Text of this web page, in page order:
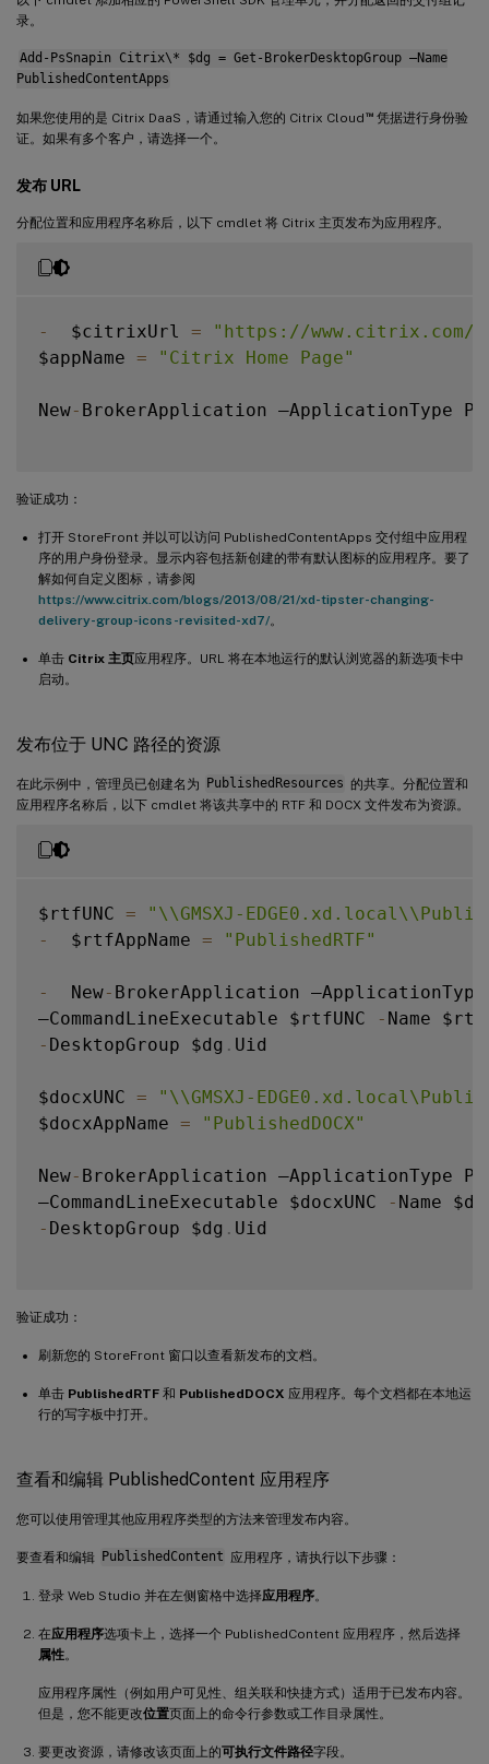
录。
Add-PsSnapin Citrix\* $dg = Get-BrokerDesktopGroup –Name
PublishedContentApps
如果您使用的是 Citrix DaaS，请通过输入您的 Citrix Cloud ™凭据进行身份验
证。如果有多个客户，请选择一个。
发布 URL
分配位置和应用程序名称后，以下 cmdlet 将 Citrix 主页发布为应用程序。
-
  $citrixUrl
=
"https://www.citrix.com/"
$appName = "Citrix Home Page"
New- BrokerApplication –ApplicationType
验证成功：
打开 StoreFront 并以可以访问 PublishedContentApps 交付组中应用程
序的用户身份登录。显示内容包括新创建的带有默认图标的应用程序。要了
解如何自定义图标，请参阅
https://www.citrix.com/blogs/2013/08/21/xd-tipster-changing-
delivery-group-icons-revisited-xd7/。
单击 Citrix 主页应用程序。URL 将在本地运行的默认浏览器的新选项卡中
启动。
发布位于 UNC 路径的资源
在此示例中，管理员已创建名为 PublishedResources 的共享。分配位置和
应用程序名称后，以下 cmdlet 将该共享中的 RTF 和 DOCX 文件发布为资源。
$rtfUNC =
"\\GMSXJ-
-
  $rtfAppName
= "PublishedRTF"
-
  New
- BrokerApplication
–CommandLineExecutable $rtfUNC
-
- DesktopGroup $dg . Uid
$docxUNC =
"\\GMSXJ-
$docxAppName = "PublishedDOCX"
New- BrokerApplication –ApplicationType
–CommandLineExecutable $docxUNC
-
- DesktopGroup $dg . Uid
验证成功：
刷新您的 StoreFront 窗口以查看新发布的文档。
单击 PublishedRTF 和 PublishedDOCX 应用程序。每个文档都在本地运
行的写字板中打开。
查看和编辑 PublishedContent 应用程序
您可以使用管理其他应用程序类型的方法来管理发布内容。
要查看和编辑 PublishedContent 应用程序，请执行以下步骤：
登录 Web Studio 并在左侧窗格中选择应用程序。
在应用程序选项卡上，选择一个 PublishedContent 应用程序，然后选择
属性。
应用程序属性（例如用户可见性、组关联和快捷方式）适用于已发布内容。
但是，您不能更改位置页面上的命令行参数或工作目录属性。
要更改资源，请修改该页面上的可执行文件路径字段。